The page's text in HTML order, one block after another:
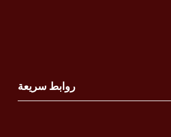
روابط سريعة